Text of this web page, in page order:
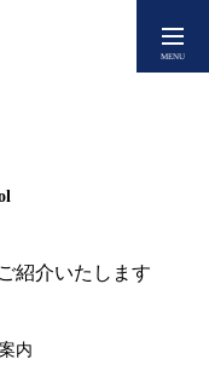
紹介いたします
内